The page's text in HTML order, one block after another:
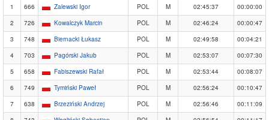
1 666 Zalewski Igor POL M 02:45:37
00:00:00
2
726 Kowalczyk Marcin POL M 02:46:24
00:00:47
3
748 Biernacki Łukasz POL M 02:49:58
00:04:21
4
703 Pagórski Jakub POL M 02:53:07
00:07:30
5
658 Fabiszewski Rafał POL M 02:53:44
00:08:07
6
749 Tymiński Paweł POL M 02:56:24
00:10:47
7
638 Brzeziński Andrzej POL M 02:56:46
00:11:09